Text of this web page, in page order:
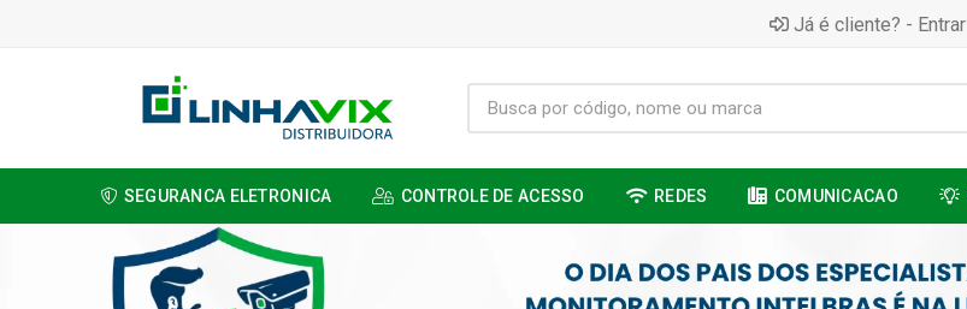
Já é cliente? - Entrar
SEGURANCA ELETRONICA CONTROLE DE ACESSO REDES COMUNICACAO